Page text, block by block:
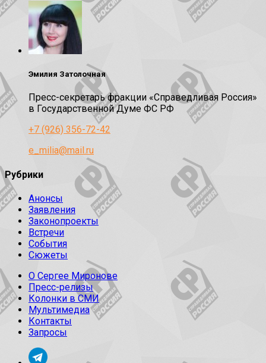
Эмилия Затолочная
Пресс-секретарь фракции «Справедливая Россия»
в Государственной Думе ФС РФ
+7 (926) 356-72-42
e_milia@mail.ru
Рубрики
Анонсы
Заявления
Законопроекты
Встречи
События
Сюжеты
О Сергее Миронове
Пресс-релизы
Колонки в СМИ
Мультимедиа
Контакты
Запросы